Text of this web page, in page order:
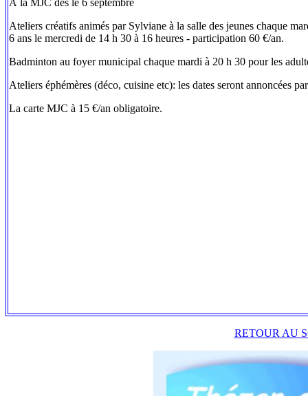
À la MJC dès le 6 septembre
Ateliers créatifs animés par Sylviane à la salle des jeunes chaque
6 ans le mercredi de 14 h 30 à 16 heures - participation 60 €/an.
Badminton au foyer municipal chaque mardi à 20 h 30 pour les
Ateliers éphémères (déco, cuisine etc): les dates seront annoncées
La carte MJC à 15 €/an obligatoire.
RETOUR AU